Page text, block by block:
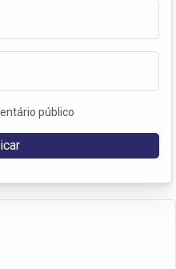
público